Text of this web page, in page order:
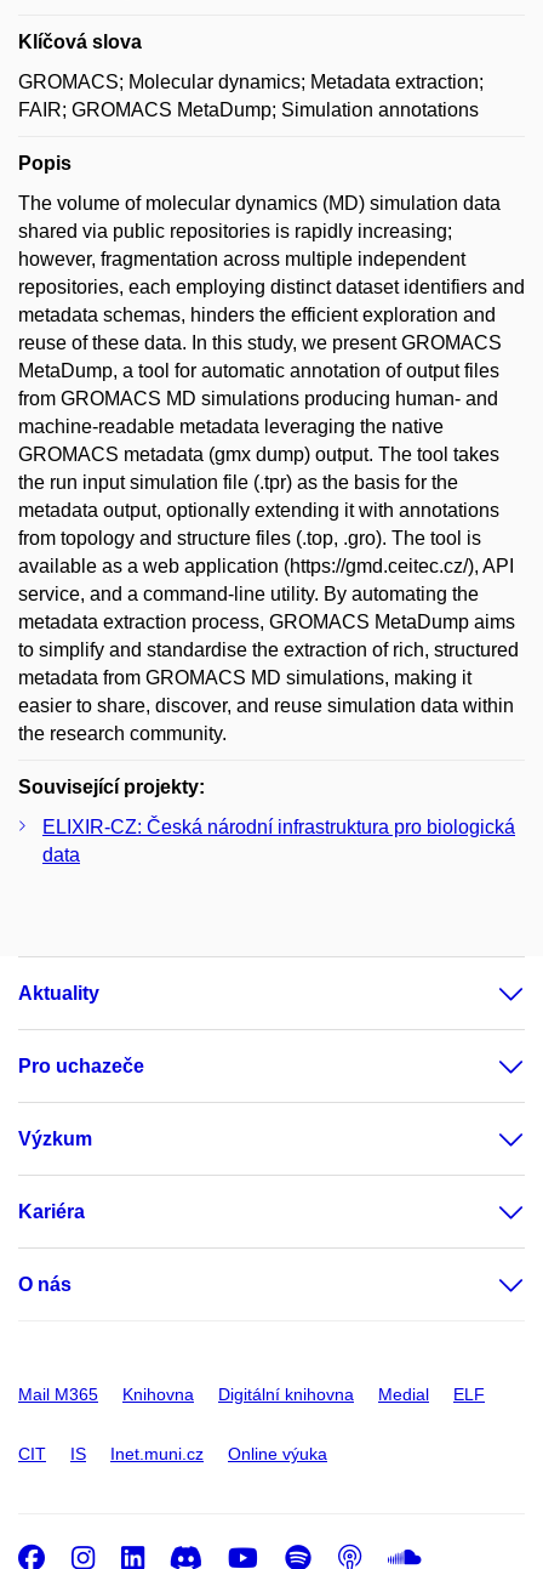
Klíčová slova
GROMACS; Molecular dynamics; Metadata extraction;
FAIR; GROMACS MetaDump; Simulation annotations
Popis
The volume of molecular dynamics (MD) simulation data
shared via public repositories is rapidly increasing;
however, fragmentation across multiple independent
repositories, each employing distinct dataset identifiers and
metadata schemas, hinders the efficient exploration and
reuse of these data. In this study, we present GROMACS
MetaDump, a tool for automatic annotation of output files
from GROMACS MD simulations producing human- and
machine-readable metadata leveraging the native
GROMACS metadata (gmx dump) output. The tool takes
the run input simulation file (.tpr) as the basis for the
metadata output, optionally extending it with annotations
from topology and structure files (.top, .gro). The tool is
available as a web application (https://gmd.ceitec.cz/), API
service, and a command-line utility. By automating the
metadata extraction process, GROMACS MetaDump aims
to simplify and standardise the extraction of rich, structured
metadata from GROMACS MD simulations, making it
easier to share, discover, and reuse simulation data within
the research community.
Související projekty:
ELIXIR-CZ: Česká národní infrastruktura pro biologická
data
Aktuality
Pro uchazeče
Výzkum
Kariéra
O nás
Mail M365 Knihovna Digitální knihovna Medial ELF
CIT IS Inet.muni.cz Online výuka
Facebook
Instagram
LinkedIn
DiscordYoutube
Spotify
Podcast